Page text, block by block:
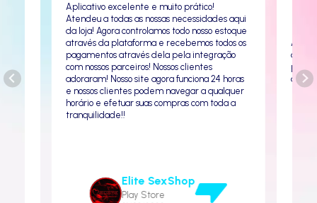
excelente e muito prático!
a todas as nossas necessidades aqui
loja! Agora controlamos todo nosso estoque
da plataforma e recebemos todos os
através dela pela integração
nossos parceiros! Nossos clientes
Nosso site agora funciona 24 horas
clientes podem navegar a qualquer
e efetuar suas compras com toda a
Elite SexShop
Play Store
Amando esse app,
app minha lojinha
parabéns, sem contar
que é nota 1000